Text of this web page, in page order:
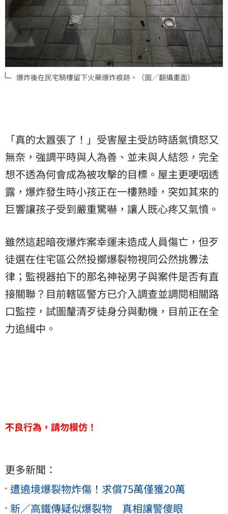
爆炸後在民宅騎樓留下火藥爆炸痕跡。（圖／翻攝畫面）
「真的太囂張了！」受害屋主受訪時語氣憤怒又
無奈，強調平時與人為善、並未與人結怨，完全
想不透為何會成為被攻擊的目標。屋主更哽咽透
露，爆炸發生時小孩正在一樓熟睡，突如其來的
巨響讓孩子受到嚴重驚嚇，讓人既心疼又氣憤。
雖然這起暗夜爆炸案幸運未造成人員傷亡，但歹
徒選在住宅區公然投擲爆裂物視同公然挑釁法
律；監視器拍下的那名神祕男子與案件是否有直
接關聯？目前轄區警方已介入調查並調閱相關路
口監控，試圖釐清歹徒身分與動機，目前正在全
力追緝中。
不良行為，請勿模仿！
更多新聞：
遭遶境爆裂物炸傷！求償75萬僅獲20萬
新／高鐵傳疑似爆裂物 真相讓警傻眼